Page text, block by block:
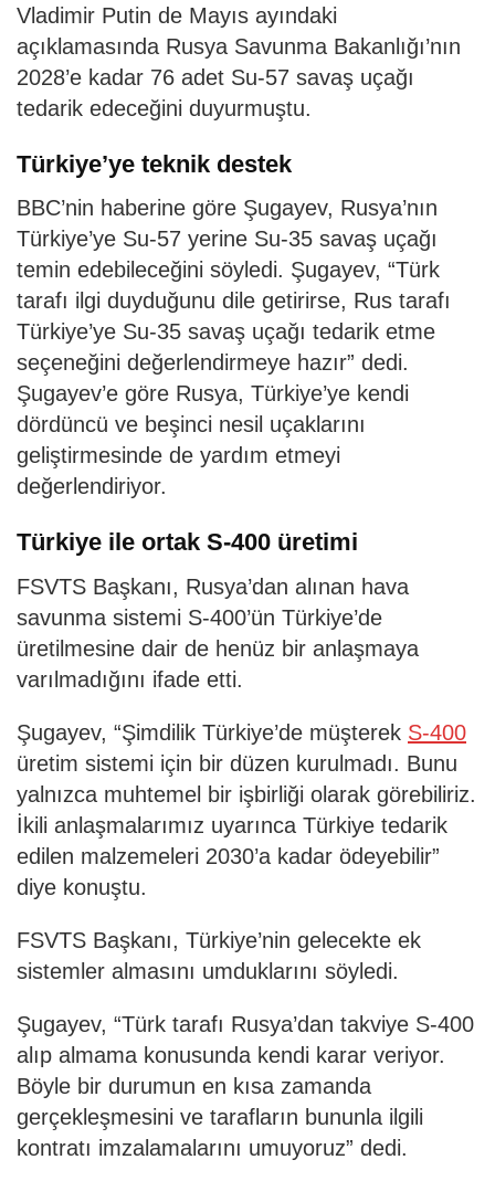
Vladimir Putin de Mayıs ayındaki
açıklamasında Rusya Savunma Bakanlığı’nın
2028’e kadar 76 adet Su-57 savaş uçağı
tedarik edeceğini duyurmuştu.
Türkiye’ye teknik destek
BBC’nin haberine göre Şugayev, Rusya’nın
Türkiye’ye Su-57 yerine Su-35 savaş uçağı
temin edebileceğini söyledi. Şugayev, “Türk
tarafı ilgi duyduğunu dile getirirse, Rus tarafı
Türkiye’ye Su-35 savaş uçağı tedarik etme
seçeneğini değerlendirmeye hazır” dedi.
Şugayev’e göre Rusya, Türkiye’ye kendi
dördüncü ve beşinci nesil uçaklarını
geliştirmesinde de yardım etmeyi
değerlendiriyor.
Türkiye ile ortak S-400 üretimi
FSVTS Başkanı, Rusya’dan alınan hava
savunma sistemi S-400’ün Türkiye’de
üretilmesine dair de henüz bir anlaşmaya
varılmadığını ifade etti.
Şugayev, “Şimdilik Türkiye’de müşterek S-400
üretim sistemi için bir düzen kurulmadı. Bunu
yalnızca muhtemel bir işbirliği olarak görebiliriz.
İkili anlaşmalarımız uyarınca Türkiye tedarik
edilen malzemeleri 2030’a kadar ödeyebilir”
diye konuştu.
FSVTS Başkanı, Türkiye’nin gelecekte ek
sistemler almasını umduklarını söyledi.
Şugayev, “Türk tarafı Rusya’dan takviye S-400
alıp almama konusunda kendi karar veriyor.
Böyle bir durumun en kısa zamanda
gerçekleşmesini ve tarafların bununla ilgili
kontratı imzalamalarını umuyoruz” dedi.